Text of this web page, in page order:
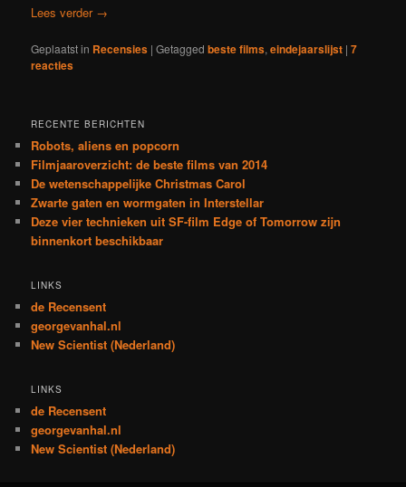
Lees verder →
Geplaatst in Recensies |Getagged beste films,eindejaarslijst |7
reacties
RECENTE BERICHTEN
Robots, aliens en popcorn
Filmjaaroverzicht: de beste films van 2014
De wetenschappelijke Christmas Carol
Zwarte gaten en wormgaten in Interstellar
Deze vier technieken uit SF-film Edge of Tomorrow zijn
binnenkort beschikbaar
LINKS
de Recensent
georgevanhal.nl
New Scientist (Nederland)
LINKS
de Recensent
georgevanhal.nl
New Scientist (Nederland)